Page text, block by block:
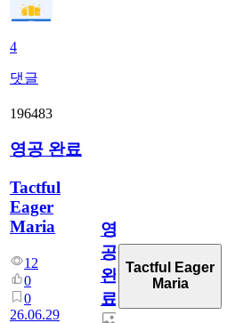
4
댓글
196483
영공 완료
Tactful
Eager
Maria
12
0
0
26.06.29
영
공
완
료
Tactful Eager
Maria